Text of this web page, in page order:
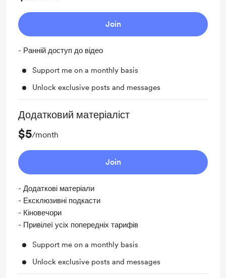
Join
- Ранній доступ до відео
Support me on a monthly basis
Unlock exclusive posts and messages
Додатковий матеріаліст
$5/month
Join
- Додаткові матеріали
- Ексклюзивні подкасти
- Кіновечори
- Привілеї усіх попередніх тарифів
Support me on a monthly basis
Unlock exclusive posts and messages